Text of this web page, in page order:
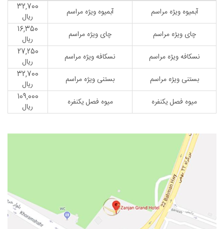
آبمیوه ویژه مراسم آبمیوه ویژه مراسم
32,700
ریال
چای ویژه مراسم
چای ویژه مراسم
16,350
ریال
نسکافه ویژه مراسم
نسکافه ویژه مراسم
27,250
ریال
بستنی ویژه مراسم
بستنی ویژه مراسم
32,700
ریال
میوه فصل یکنفره
میوه فصل یکنفره
109,000
ریال